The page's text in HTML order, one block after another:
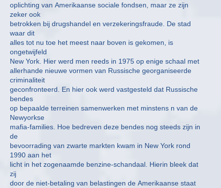
oplichting van Amerikaanse sociale fondsen, maar ze zijn
zeker ook
betrokken bij drugshandel en verzekeringsfraude. De stad
waar dit
alles tot nu toe het meest naar boven is gekomen, is
ongetwijfeld
New York. Hier werd men reeds in 1975 op enige schaal met
allerhande nieuwe vormen van Russische georganiseerde
criminaliteit
geconfronteerd. En hier ook werd vastgesteld dat Russische
bendes
op bepaalde terreinen samenwerken met minstens n van de
Newyorkse
mafia-families. Hoe bedreven deze bendes nog steeds zijn in
de
bevoorrading van zwarte markten kwam in New York rond
1990 aan het
licht in het zogenaamde benzine-schandaal. Hierin bleek dat
zij
door de niet-betaling van belastingen de Amerikaanse staat